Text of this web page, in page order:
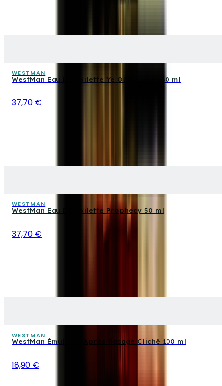
WESTMAN
WestMan Eau De Toilette Ye Olde Limey 50 ml
37,70 €
WESTMAN
WestMan Eau De Toilette Prophecy 50 ml
37,70 €
WESTMAN
WestMan Émulsion Après-Rasage Clichê 100 ml
18,90 €